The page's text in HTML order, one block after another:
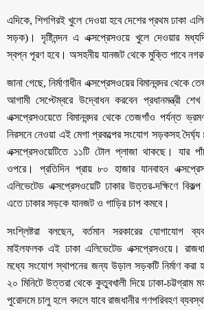
এদিকে, শিগগিরই খুলে দেওয়া হবে দেশের প্রথম ঢাকা
সড়ক)। দৃষ্টিনন্দন এ এক্সপ্রেসওয়ে খুলে দেওয়ার
স্বপ্ন পূরণ হবে। অসহনীয় যানজট থেকে মুক্তি পাবে
জানা গেছে, নির্মাণাধীন এক্সপ্রেসওয়ের বিমানবন্দর
আগামী সেপ্টেম্বরে উদ্বোধন করবেন প্রধানমন্ত্রী
এক্সপ্রেসওয়েতে বিমানবন্দর থেকে তেজগাঁও পর্যন্ত
নিরসনে নেওয়া এই মেগা প্রকল্পের সংযোগ সড়কসহ
এক্সপ্রেসওয়েটিতে ১১টি টোল প্লাজা থাকছে। যার
ওপরে। প্রতিদিন প্রায় ৮০ হাজার যানবাহন
এলিভেটেড এক্সপ্রেসওয়েটি ঢাকার উত্তর-দক্ষিণে
এতে ঢাকার সড়কে যানজট ও গাড়ির চাপ কমবে।
সংশ্লিষ্টরা বলছেন, বর্তমান সরকারের যোগাযোগ
মাইলফলক এই ঢাকা এলিভেটেড এক্সপ্রেসওয়ে।
মধ্যে সংযোগ স্থাপনের জন্য উড়াল সড়কটি নির্মাণ করা
২০ মিনিটে উত্তরা থেকে কুতুবখালী দিয়ে ঢাকা-চট্টগ্রাম
পুরোদমে চালু হলে বদলে যাবে রাজধানীর গণপরিবহণ